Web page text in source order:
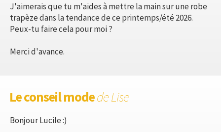
J'aimerais que tu m'aides à mettre la main sur une robe
trapèze dans la tendance de ce printemps/été 2026.
Peux-tu faire cela pour moi ?
Merci d'avance.
Le conseil modede Lise
Bonjour Lucile :)